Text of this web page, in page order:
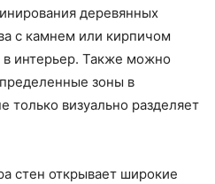
деревянных
с камнем или кирпичом
в интерьер. Также можно
зоны в
только визуально разделяет
стен открывает широкие